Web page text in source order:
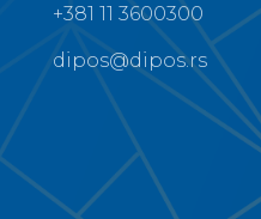
+381 11 3600300
dipos@dipos.rs